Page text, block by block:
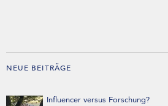
NEUE BEITRÄGE
Influencer versus Forschung?